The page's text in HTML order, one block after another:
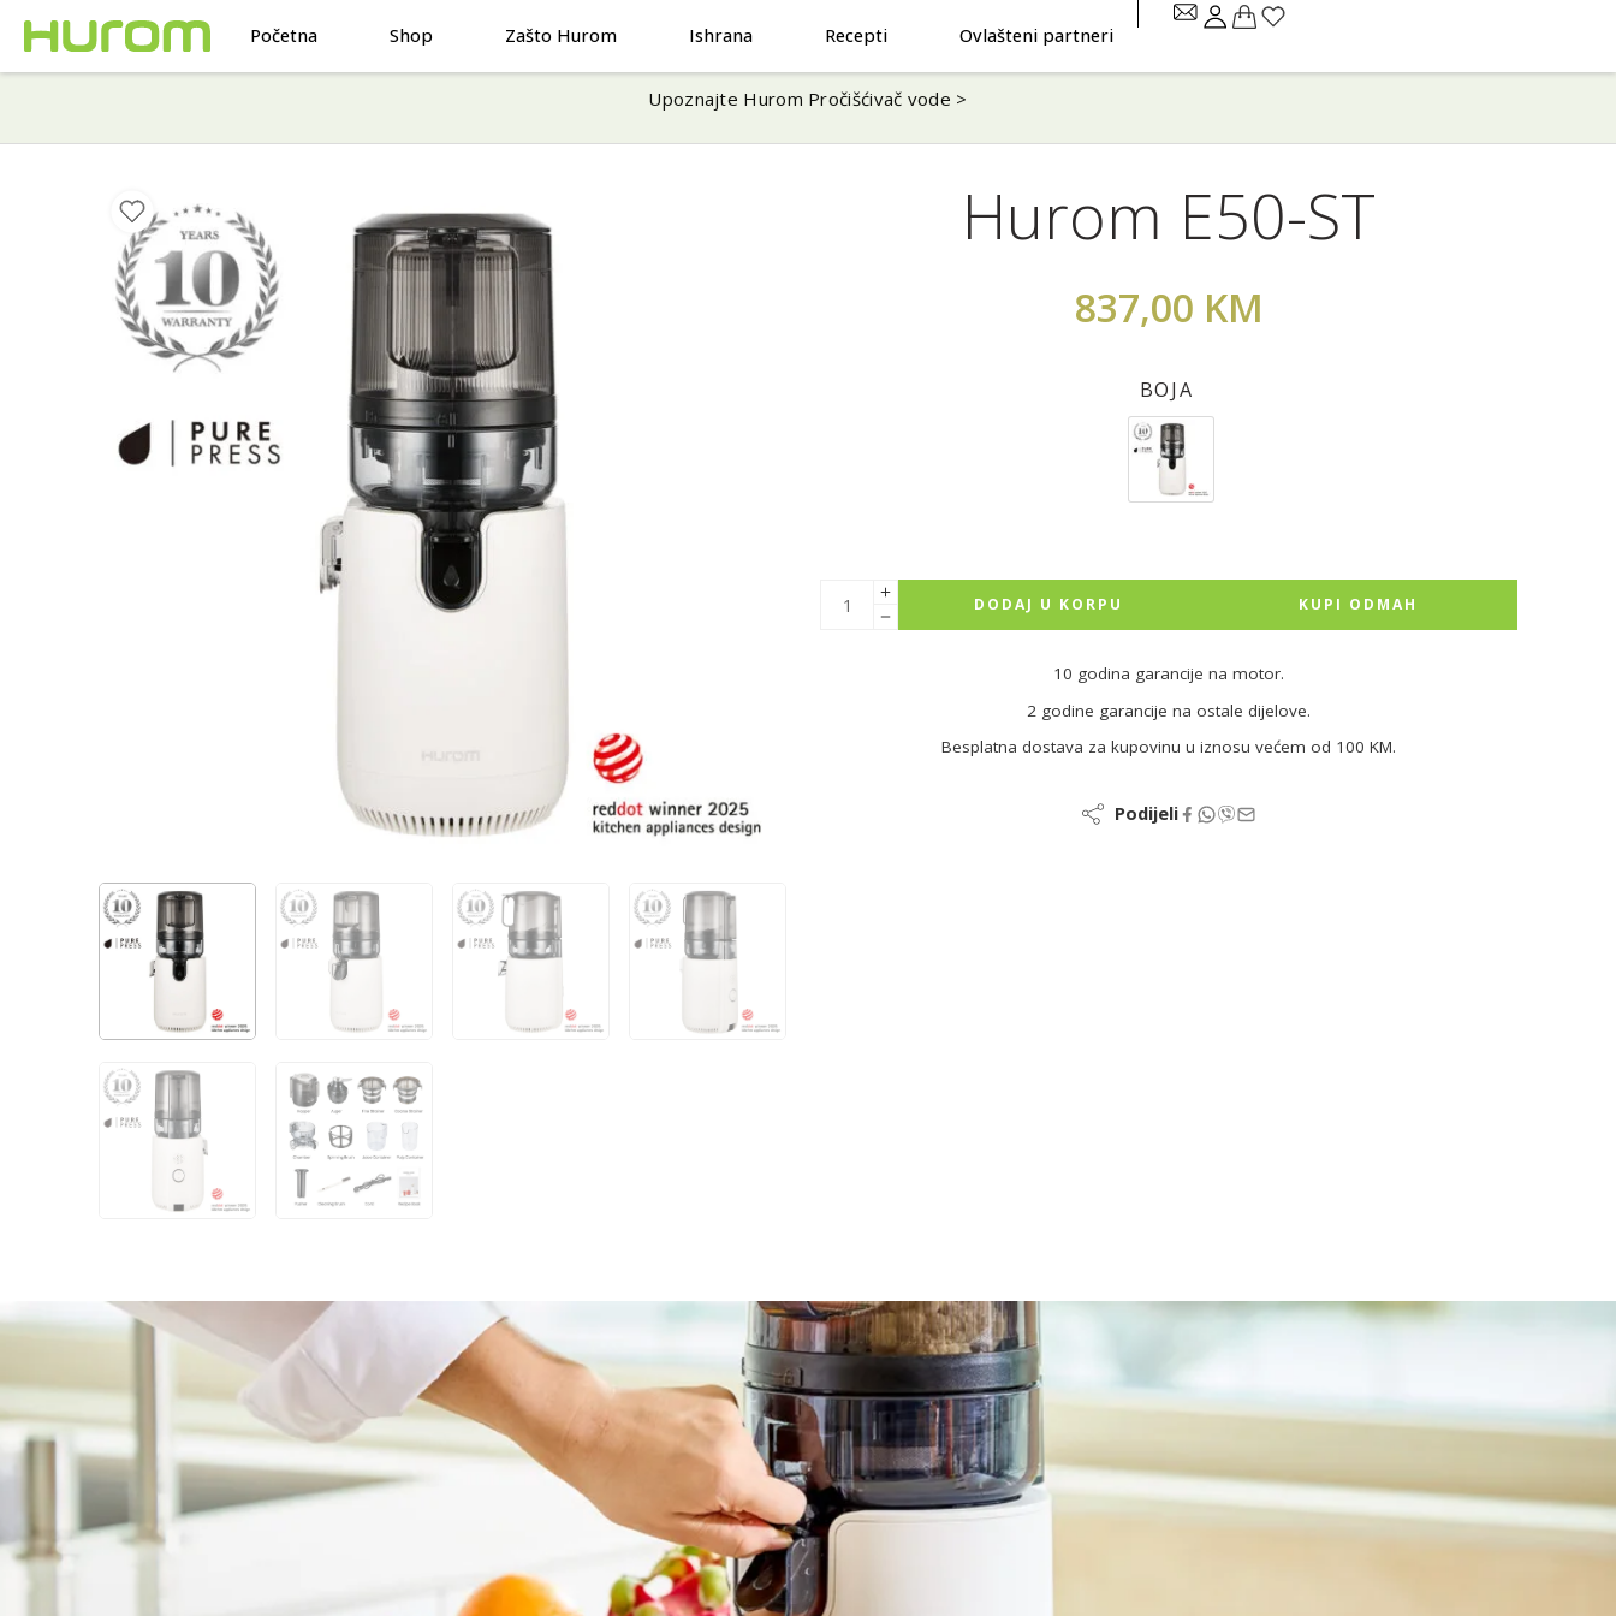
Početna Shop Zašto Hurom Ishrana Recepti Ovlašteni partneri
Upoznajte Hurom Pročišćivač vode >
Hurom E50-ST
837,00 KM
BOJA
DODAJ U KORPU KUPI ODMAH
10 godina garancije na motor.
2 godine garancije na ostale dijelove.
Besplatna dostava za kupovinu u iznosu većem od 100 KM.
Podijeli